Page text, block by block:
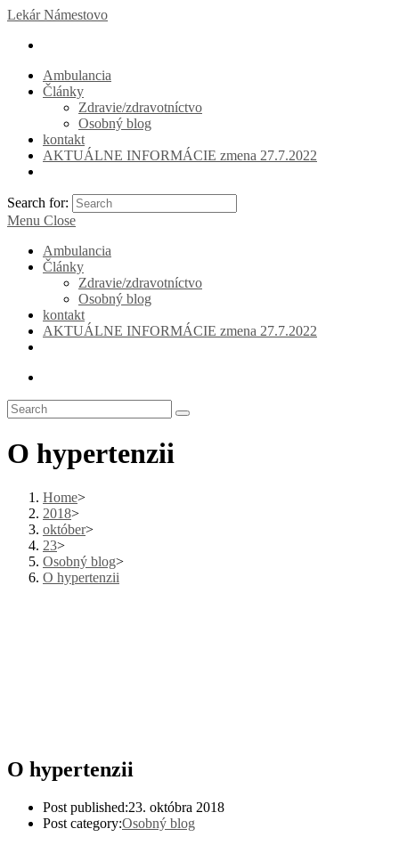
Lekár Námestovo
Ambulancia
Články
Zdravie/zdravotníctvo
Osobný blog
kontakt
AKTUÁLNE INFORMÁCIE zmena 27.7.2022
Search for:
Menu Close
Ambulancia
Články
Zdravie/zdravotníctvo
Osobný blog
kontakt
AKTUÁLNE INFORMÁCIE zmena 27.7.2022
O hypertenzii
Home>
2018>
október>
23>
Osobný blog>
O hypertenzii
O hypertenzii
Post published:23. októbra 2018
Post category:Osobný blog